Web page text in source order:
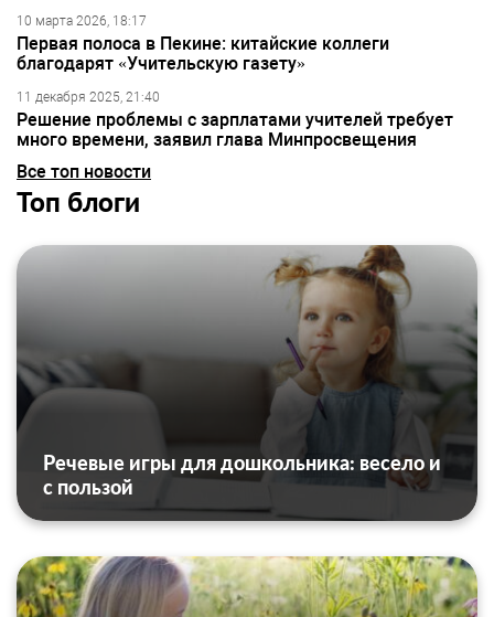
10 марта 2026, 18:17
Первая полоса в Пекине: китайские коллеги
благодарят «Учительскую газету»
11 декабря 2025, 21:40
Решение проблемы с зарплатами учителей требует
много времени, заявил глава Минпросвещения
Все топ новости
Топ блоги
Речевые игры для дошкольника: весело и
с пользой